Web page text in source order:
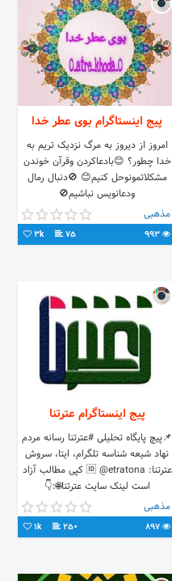
پیج اینستاگرام بوی عطر خدا
امروز از دیروز به مرگ نزدیک تریم به
خدا چطور؟ 😊بادعاکردن وقرآن خوندن
مشکلاتمونوحل کنیم😊 🚫دنبال رمال
ودعانویس نباشیم🚫
مذهبی
75
3k
پیج اینستاگرام عترتنا
📌پیچ پایگاه تحلیلی #عترتنا رسانه مردم
نهاد شیعه شناسه تلگرام، ایتا، سروش
عترتنا: 🆔 @etratona کپی مطالب آزاد
است لینک سایت عترتنا🌐:👇
مذهبی
250
1k